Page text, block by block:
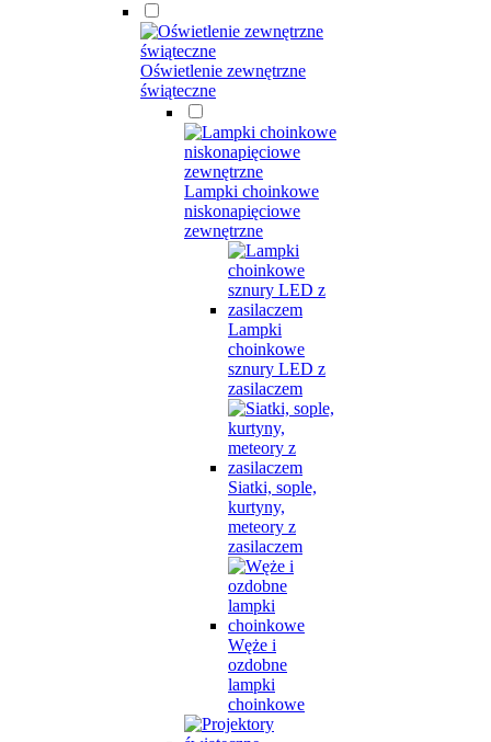
Oświetlenie zewnętrzne
świąteczne
Lampki choinkowe
niskonapięciowe
zewnętrzne
Lampki
choinkowe
sznury LED z
zasilaczem
Siatki, sople,
kurtyny,
meteory z
zasilaczem
Węże i
ozdobne
lampki
choinkowe